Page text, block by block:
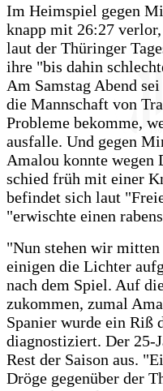
Im Heimspiel gegen
knapp mit 26:27
laut der Thüringer
ihre "bis dahin
Am Samstag Abend
die Mannschaft von
Probleme bekomme,
ausfalle. Und gegen
Amalou konnte wegen
schied früh mit einer
befindet sich laut
"erwischte einen
"Nun stehen wir
einigen die Lichter
nach dem Spiel. Auf
zukommen, zumal
Spanier wurde ein Riß
diagnostiziert. Der 25-
Rest der Saison aus.
Dröge gegenüber der